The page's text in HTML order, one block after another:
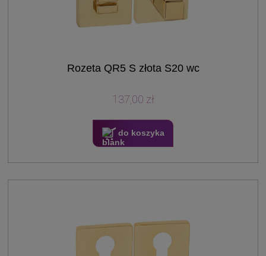
Rozeta QR5 S złota S20 wc
137,00 zł
do koszyka